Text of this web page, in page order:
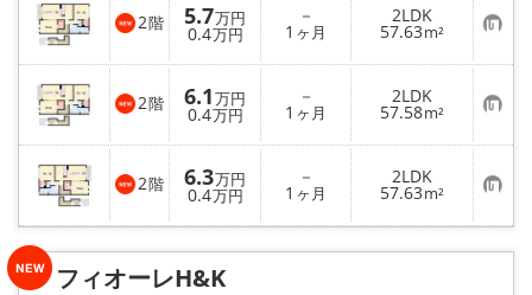
2階 5.7万円
0.4万円
－
1 ヶ月
2LDK
57.63m² お
気
に
入
り
登
録
2階 6.1万円
0.4万円
－
1 ヶ月
2LDK
57.58m² お
気
に
入
り
登
録
2階 6.3万円
0.4万円
－
1 ヶ月
2LDK
57.63m² お
気
に
り
フィオーレH&K